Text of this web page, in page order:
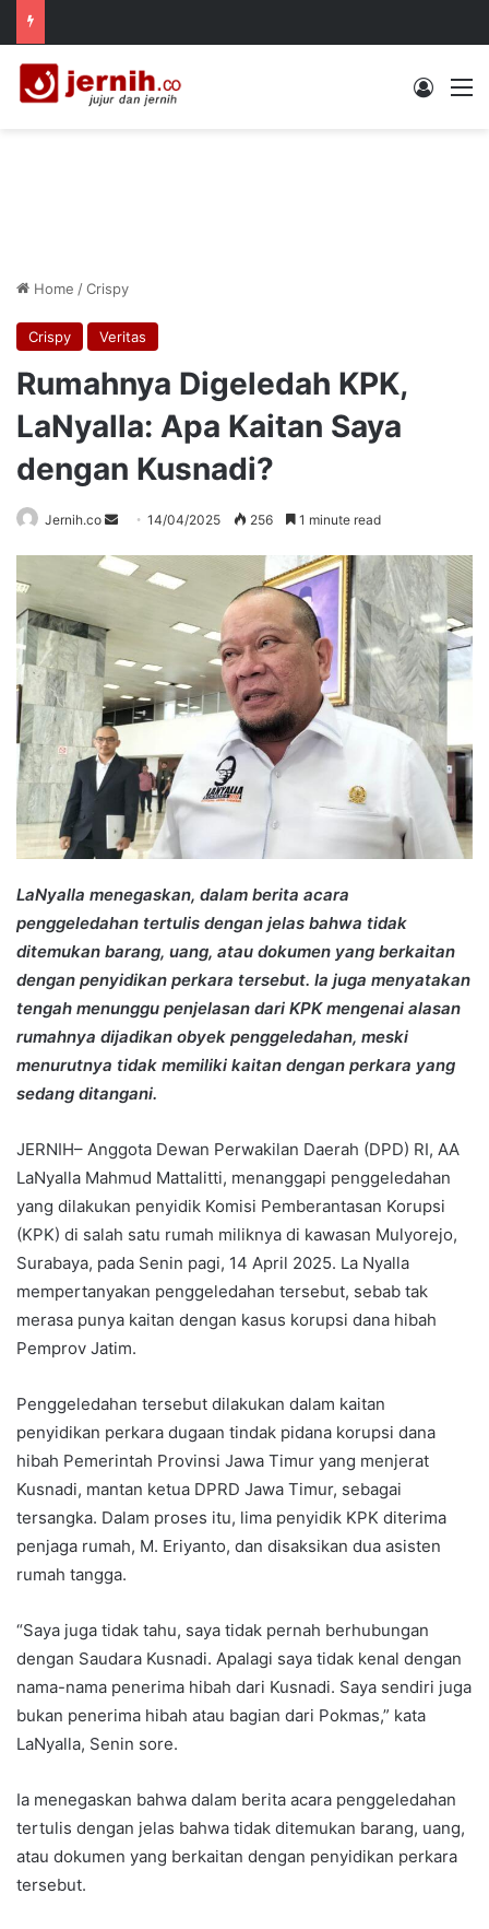
Log In
Home /Crispy
Crispy Veritas
Rumahnya Digeledah KPK,
LaNyalla: Apa Kaitan Saya
dengan Kusnadi?
Jernih.co
Send
email
14/04/2025 256 1 minute read
LaNyalla menegaskan, dalam berita acara
penggeledahan tertulis dengan jelas bahwa tidak
ditemukan barang, uang, atau dokumen yang berkaitan
dengan penyidikan perkara tersebut. Ia juga menyatakan
tengah menunggu penjelasan dari KPK mengenai alasan
rumahnya dijadikan obyek penggeledahan, meski
menurutnya tidak memiliki kaitan dengan perkara yang
sedang ditangani.
JERNIH– Anggota Dewan Perwakilan Daerah (DPD) RI, AA
LaNyalla Mahmud Mattalitti, menanggapi penggeledahan
yang dilakukan penyidik Komisi Pemberantasan Korupsi
(KPK) di salah satu rumah miliknya di kawasan Mulyorejo,
Surabaya, pada Senin pagi, 14 April 2025. La Nyalla
mempertanyakan penggeledahan tersebut, sebab tak
merasa punya kaitan dengan kasus korupsi dana hibah
Pemprov Jatim.
Penggeledahan tersebut dilakukan dalam kaitan
penyidikan perkara dugaan tindak pidana korupsi dana
hibah Pemerintah Provinsi Jawa Timur yang menjerat
Kusnadi, mantan ketua DPRD Jawa Timur, sebagai
tersangka. Dalam proses itu, lima penyidik KPK diterima
penjaga rumah, M. Eriyanto, dan disaksikan dua asisten
rumah tangga.
“Saya juga tidak tahu, saya tidak pernah berhubungan
dengan Saudara Kusnadi. Apalagi saya tidak kenal dengan
nama-nama penerima hibah dari Kusnadi. Saya sendiri juga
bukan penerima hibah atau bagian dari Pokmas,” kata
LaNyalla, Senin sore.
Ia menegaskan bahwa dalam berita acara penggeledahan
tertulis dengan jelas bahwa tidak ditemukan barang, uang,
atau dokumen yang berkaitan dengan penyidikan perkara
tersebut.